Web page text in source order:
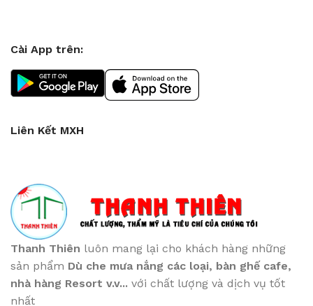
Cài App trên:
Liên Kết MXH
Thanh Thiên luôn mang lại cho khách hàng những
sản phẩm Dù che mưa nắng các loại, bàn ghế cafe,
nhà hàng Resort v.v... với chất lượng và dịch vụ tốt
nhất